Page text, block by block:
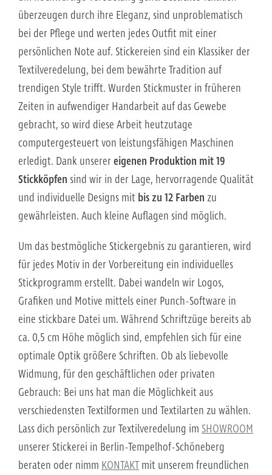
überzeugen durch ihre Eleganz, sind unproblematisch
bei der Pflege und werten jedes Outfit mit einer
persönlichen Note auf. Stickereien sind ein Klassiker der
Textilveredelung, bei dem bewährte Tradition auf
trendigen Style trifft. Wurden Stickmuster in früheren
Zeiten in aufwendiger Handarbeit auf das Gewebe
gebracht, so wird diese Arbeit heutzutage
computergesteuert von leistungsfähigen Maschinen
erledigt. Dank unserereigenen Produktion mit 19
Stickköpfen sind wir in der Lage, hervorragende Qualität
und individuelle Designs mit bis zu 12 Farben zu
gewährleisten. Auch kleine Auflagen sind möglich.
Um das bestmögliche Stickergebnis zu garantieren, wird
für jedes Motiv in der Vorbereitung ein individuelles
Stickprogramm erstellt. Dabei wandeln wir Logos,
Grafiken und Motive mittels einer Punch-Software in
eine stickbare Datei um. Während Schriftzüge bereits ab
ca. 0,5 cm Höhe möglich sind, empfehlen sich für eine
optimale Optik größere Schriften. Ob als liebevolle
Widmung, für den geschäftlichen oder privaten
Gebrauch: Bei uns hat man die Möglichkeit aus
verschiedensten Textilformen und Textilarten zu wählen.
Lass dich persönlich zur Textilveredelung im SHOWROOM
unserer Stickerei in Berlin-Tempelhof-Schöneberg
beraten oder nimm KONTAKTmit unserem freundlichen